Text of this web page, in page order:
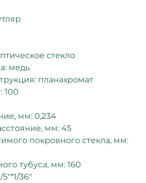
стекло
медь
планахромат
100
мм: 0,234
мм: 45
покровного стекла, мм:
тубуса, мм: 160
36"